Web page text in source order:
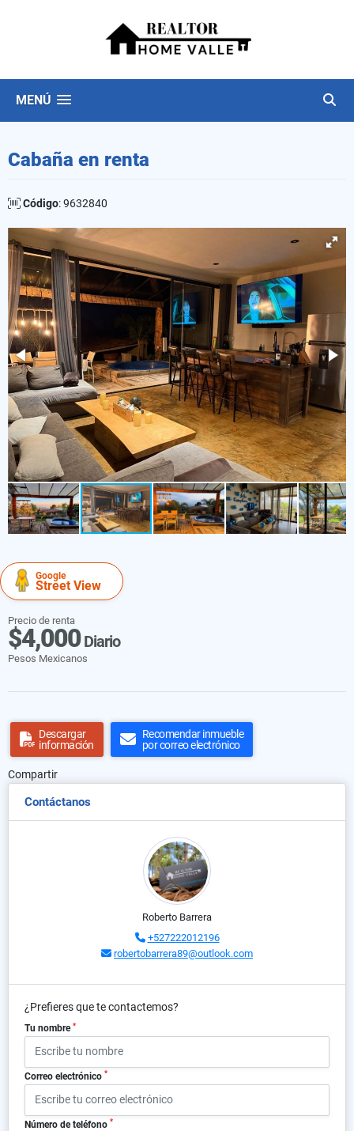
MENÚ
Cabaña en renta
Código: 9632840
Google
Street View
Precio de renta
$4,000Diario
Pesos Mexicanos
Descargar
información
Recomendar inmueble
por correo electrónico
Compartir
Contáctanos
Roberto Barrera
+527222012196
robertobarrera89@outlook.com
¿Prefieres que te contactemos?
Tu nombre *
Correo electrónico *
Número de teléfono *